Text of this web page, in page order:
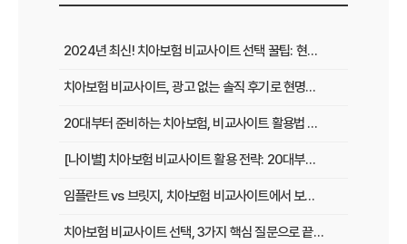
2024년 최신! 치아보험 비교사이트 선택 꿀팁: 현명한 가입 전략 완벽 분석
치아보험 비교사이트, 광고 없는 솔직 후기로 현명하게 선택하는 법
20대부터 준비하는 치아보험, 비교사이트 활용법 A to Z
[나이별] 치아보험 비교사이트 활용 전략: 20대부터 60대까지 맞춤 가이드
임플란트 vs 브릿지, 치아보험 비교사이트에서 보장 범위 꼼꼼하게 확인하는 꿀팁
치아보험 비교사이트 선택, 3가지 핵심 질문으로 끝내기